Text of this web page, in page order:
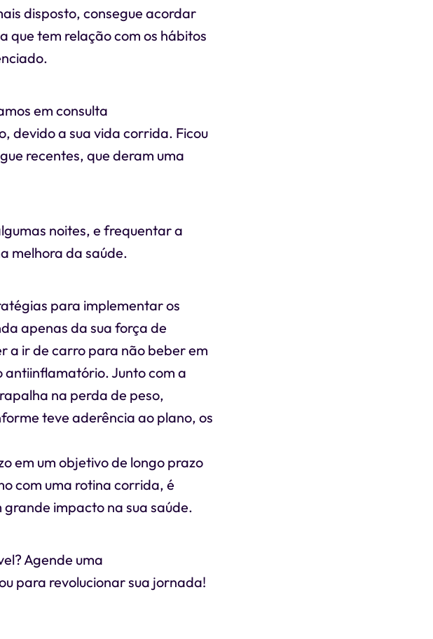
disposto, consegue acordar
que tem relação com os hábitos
em consulta
devido a sua vida corrida. Ficou
recentes, que deram uma
noites, e frequentar a
melhora da saúde.
para implementar os
apenas da sua força de
a ir de carro para não beber em
antiinflamatório. Junto com a
na perda de peso,
teve aderência ao plano, os
em um objetivo de longo prazo
com uma rotina corrida, é
impacto na sua saúde.
Agende uma
para revolucionar sua jornada!